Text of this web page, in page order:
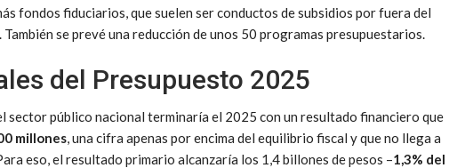
fondos fiduciarios, que suelen ser conductos de subsidios por fuera del
se prevé una reducción de unos 50 programas presupuestarios.
del Presupuesto 2025
sector público nacional terminaría el 2025 con un resultado financiero que
millones, una cifra apenas por encima del equilibrio fiscal y que no llega a
eso, el resultado primario alcanzaría los 1,4 billones de pesos –1,3% del